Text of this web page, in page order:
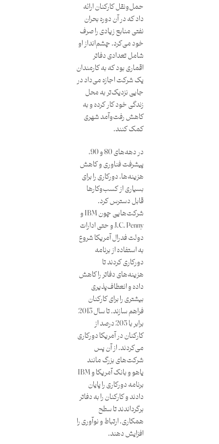
حمل‌ونقل کارکنان ارائه
داد که در آن دوره بحران
نفتی منابع زیادی را صرف
خود می‌کرد. چشم‌انداز او
شامل تعدادی دفاتر
اقماری بود که به کارمندان
یک شرکت اجازه می‌داد در
جایی نزدیک‌تر به محل
زندگی خود کار کرده و به
کاهش رفت‌وآمد شهری
کمک کنند.
در دهه‌های 80 و 90،
پیشرفت فناوری و کاهش
هزینه‌ها، دورکاری را برای
بسیاری از کسب‌وکارها
قابل دسترس کرد.
شرکت‌هایی چون IBM و
J.C. Penny و حتی ادارات
دولت فدرال آمریکا شروع
به استفاده از برنامه
دورکاری کردند تا
هزینه‌های دفاتر را کاهش
داده و انعطاف‌پذیری
بیشتری را برای کارکنان
فراهم سازند. تا سال 2013
برابر با 205 درصد از
کارکنان در آمریکا دورکاری
می‌کردند. از آن پس
شرکت‌های بزرگ مانند
یاهو و بانک آمریکا و IBM
برنامه دورکاری را پایان
دادند و کارکنان را به دفاتر
برگرداندند تا سطح
همکاری، ارتباط و نوآوری را
افزایش دهند.